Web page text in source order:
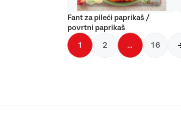
Fant za pileći paprikaš /
povrtni paprikaš
1 2 … 16